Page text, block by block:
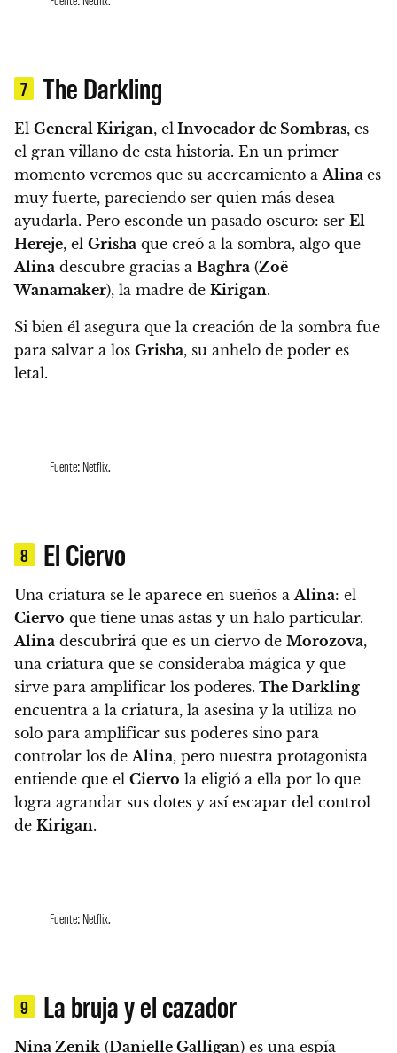
7 The Darkling
El General Kirigan, el Invocador de Sombras, es
el gran villano de esta historia. En un primer
momento veremos que su acercamiento aAlina es
muy fuerte, pareciendo ser quien más desea
ayudarla. Pero esconde un pasado oscuro: ser El
Hereje, el Grisha que creó a la sombra, algo que
Alina descubre gracias a Baghra (Zoë
Wanamaker), la madre de Kirigan.
Si bien él asegura que la creación de la sombra fue
para salvar a los Grisha, su anhelo de poder es
letal.
Fuente: Netflix.
8 El Ciervo
Una criatura se le aparece en sueños aAlina: el
Ciervo que tiene unas astas y un halo particular.
Alina descubrirá que es un ciervo de Morozova,
una criatura que se consideraba mágica y que
sirve para amplificar los poderes. The Darkling
encuentra a la criatura, la asesina y la utiliza no
solo para amplificar sus poderes sino para
controlar los deAlina, pero nuestra protagonista
entiende que el Ciervo la eligió a ella por lo que
logra agrandar sus dotes y así escapar del control
de Kirigan.
Fuente: Netflix.
9 La bruja y el cazador
Nina Zenik (Danielle Galligan) es una espía